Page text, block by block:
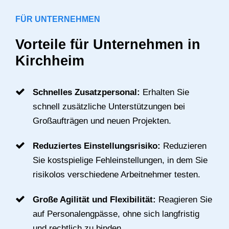
FÜR UNTERNEHMEN
Vorteile für Unternehmen in
Kirchheim
Schnelles Zusatzpersonal: Erhalten Sie
schnell zusätzliche Unterstützungen bei
Großaufträgen und neuen Projekten.
Reduziertes Einstellungsrisiko: Reduzieren
Sie kostspielige Fehleinstellungen, in dem Sie
risikolos verschiedene Arbeitnehmer testen.
Große Agilität und Flexibilität: Reagieren Sie
auf Personalengpässe, ohne sich langfristig